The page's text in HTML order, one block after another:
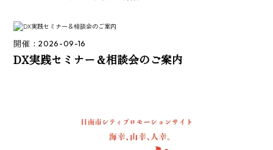
開催：2026-09-16
DX実践セミナー＆相談会のご案内